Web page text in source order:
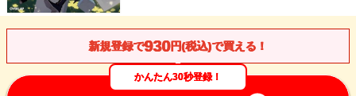
新規登録で930円(税込)で買える！
かんたん30秒登録！